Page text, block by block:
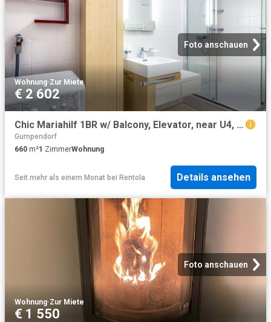
Foto anschauen
Wohnung·Zur Miete
€ 2 602
Chic Mariahilf 1BR w/ Balcony, Elevator, near U4, U6, Vienna Amsterdam Apartments for Rent
Gumpendorf
660 m²1 ZimmerWohnung
Seit mehr als einem Monat bei Rentola Details ansehen
Foto anschauen
Wohnung·Zur Miete
€ 1 550